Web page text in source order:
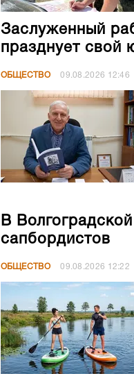
Заслуженный
празднует свой
ОБЩЕСТВО 09.08.2026 12:46
В
сапбордистов
ОБЩЕСТВО 09.08.2026 12:22